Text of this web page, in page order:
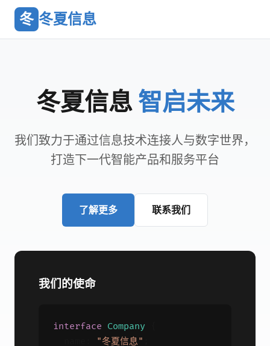
冬 冬夏信息
冬夏信息 智启未来
我们致力于通过信息技术连接人与数字世界，
打造下一代智能产品和服务平台
了解更多 联系我们
我们的使命
interface Company
"冬夏信息"